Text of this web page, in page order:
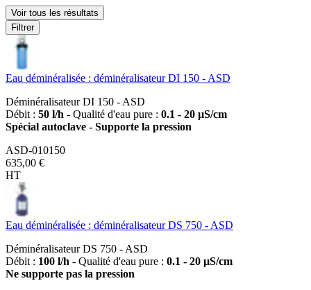
Voir tous les résultats
Filtrer
Eau déminéralisée : déminéralisateur DI 150 - ASD
Déminéralisateur DI 150 - ASD
Débit : 50 l/h - Qualité d'eau pure : 0.1 - 20 µS/cm
Spécial autoclave - Supporte la pression
ASD-010150
635,00 €
HT
Eau déminéralisée : déminéralisateur DS 750 - ASD
Déminéralisateur DS 750 - ASD
Débit : 100 l/h - Qualité d'eau pure : 0.1 - 20 µS/cm
Ne supporte pas la pression